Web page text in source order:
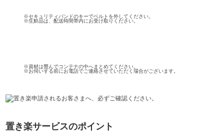
※セキュリティバンドのキーでベルトを外してください。
※生鮮品は、配送時間帯内にお受け取りください。
※資材は畳んでコンテナの中へまとめてください。
※お伺いする前にお電話でご連絡させていただく場合がございます。
置き楽サービスのポイント